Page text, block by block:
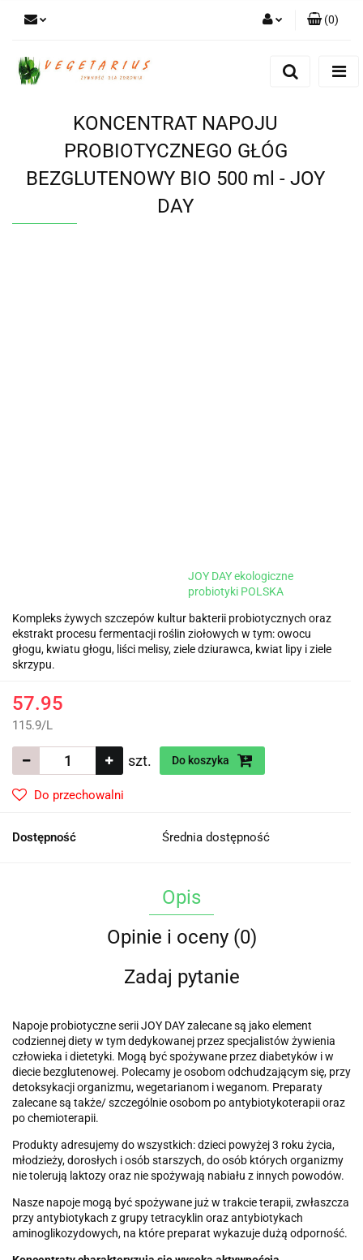
(0)
KONCENTRAT NAPOJU
PROBIOTYCZNEGO GŁÓG
BEZGLUTENOWY BIO 500 ml - JOY
DAY
JOY DAY ekologiczne
probiotyki POLSKA
Kompleks żywych szczepów kultur bakterii probiotycznych oraz
ekstrakt procesu fermentacji roślin ziołowych w tym: owocu
głogu, kwiatu głogu, liści melisy, ziele dziurawca, kwiat lipy i ziele
skrzypu.
57.95
115.9/L
szt. Do koszyka
Do przechowalni
Dostępność Średnia dostępność
Opis
Opinie i oceny (0)
Zadaj pytanie
Napoje probiotyczne serii JOY DAY zalecane są jako element
codziennej diety w tym dedykowanej przez specjalistów żywienia
człowieka i dietetyki. Mogą być spożywane przez diabetyków i w
diecie bezglutenowej. Polecamy je osobom odchudzającym się, przy
detoksykacji organizmu, wegetarianom i weganom. Preparaty
zalecane są także/ szczególnie osobom po antybiotykoterapii oraz
po chemioterapii.
Produkty adresujemy do wszystkich: dzieci powyżej 3 roku życia,
młodzieży, dorosłych i osób starszych, do osób których organizmy
nie tolerują laktozy oraz nie spożywają nabiału z innych powodów.
Nasze napoje mogą być spożywane już w trakcie terapii, zwłaszcza
przy antybiotykach z grupy tetracyklin oraz antybiotykach
aminoglikozydowych, na które preparat wykazuje dużą odporność.